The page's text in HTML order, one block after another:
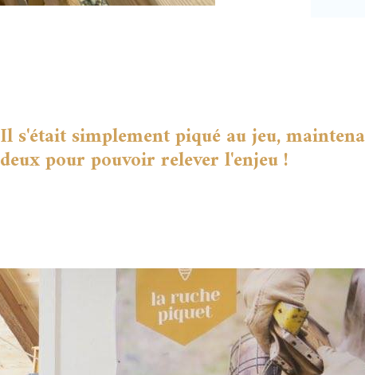
Il s'était simplement piqué au jeu,
deux pour pouvoir relever l'enjeu !